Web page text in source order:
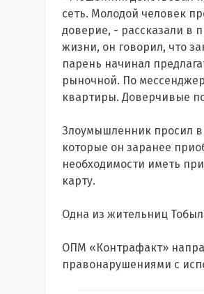
сеть. Молодой человек
доверие, - рассказали в
жизни, он говорил, что
парень начинал
рыночной. По
квартиры. Доверчивые
Злоумышленник просил
которые он заранее
необходимости иметь
карту.
Одна из жительниц
ОПМ «Контрафакт»
правонарушениями с